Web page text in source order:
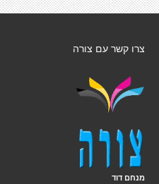
צרו קשר עם צורה
מנחם דוד